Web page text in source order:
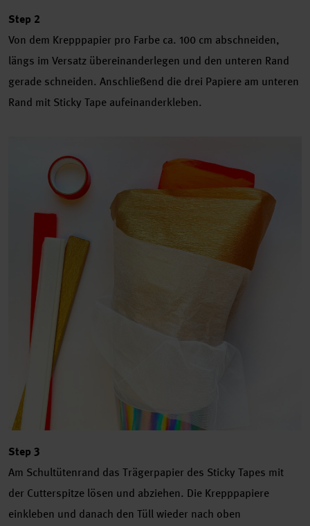
Step 2
Von dem Krepppapier pro Farbe ca. 100 cm abschneiden,
längs im Versatz übereinanderlegen und den unteren Rand
gerade schneiden. Anschließend die drei Papiere am unteren
Rand mit Sticky Tape aufeinanderkleben.
Step 3
Am Schultütenrand das Trägerpapier des Sticky Tapes mit
der Cutterspitze lösen und abziehen. Die Krepppapiere
einkleben und danach den Tüll wieder nach oben